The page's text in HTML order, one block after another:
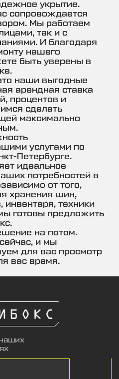
укрытие.
сопровождается
Мы работаем
так и с
И благодаря
нашего
быть уверены в
наши выгодные
арендная ставка
процентов и
сделать
максимально
услугами по
Петербурге.
идеальное
потребностей в
от того,
хранения шин,
инвентаря, техники
готовы предложить
на потом.
и мы
для вас просмотр
вас время.